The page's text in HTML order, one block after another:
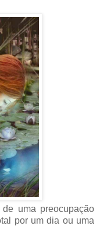
uma preocupação
por um dia ou uma